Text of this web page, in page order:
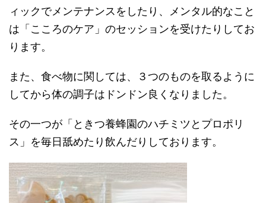
ィックでメンテナンスをしたり、メンタル的なこと
は「こころのケア」のセッションを受けたりしてお
ります。
また、食べ物に関しては、３つのものを取るように
してから体の調子はドンドン良くなりました。
その一つが「ときつ養蜂園のハチミツとプロポリ
ス」を毎日舐めたり飲んだりしております。